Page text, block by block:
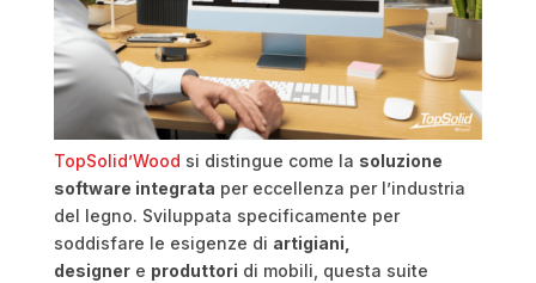
TopSolid’Wood si distingue come la soluzione
software integrata per eccellenza per l’industria
del legno. Sviluppata specificamente per
soddisfare le esigenze di artigiani,
designere produttori di mobili, questa suite